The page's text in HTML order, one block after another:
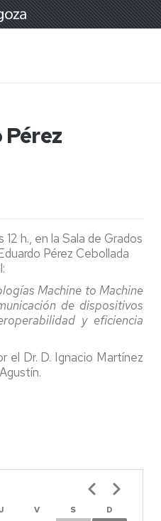
12 h., en la Sala de Grados
Pérez Cebollada
Machine to Machine
de dispositivos
y eficiencia
el Dr. D. Ignacio Martínez
J V S
D
Paginación